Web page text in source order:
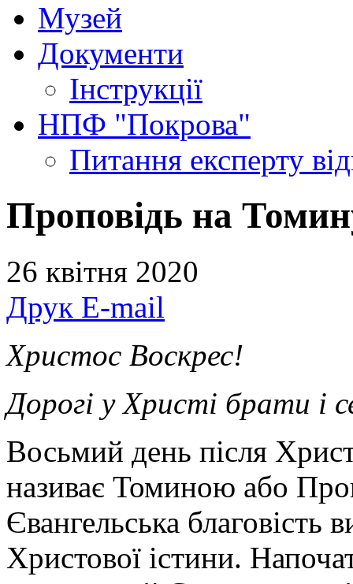
Музей
Документи
Інструкції
НПФ "Покрова"
Питання експерту
Проповідь на
26 квітня 2020
Друк E-mail
Христос Воскрес!
Дорогі у Христі брати і
Восьмий день після
називає Томиною або
Євангельська благовість
Христової істини.